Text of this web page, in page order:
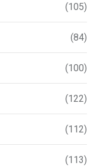
(105)
(84)
(100)
(122)
(112)
(113)